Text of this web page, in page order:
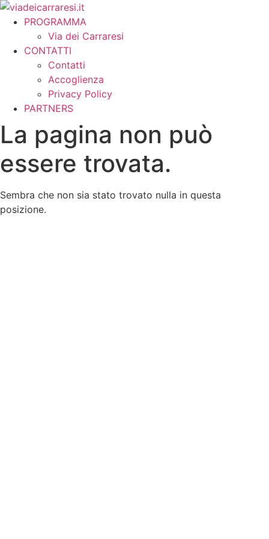
Vai
contenuto
PROGRAMMA
Via dei Carraresi
CONTATTI
Contatti
Accoglienza
Privacy Policy
PARTNERS
La pagina non può
essere trovata.
Sembra che non sia stato trovato nulla in questa
posizione.